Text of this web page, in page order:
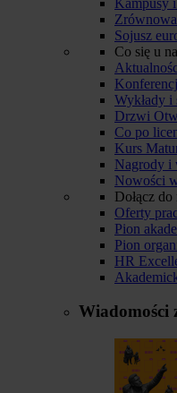
Sojusz
Co się u
Wykłady i
Drzwi
Co po
Kurs
Nagrody i
Nowości
Dołącz do
Oferty
Pion
Pion
HR
Wiadomości